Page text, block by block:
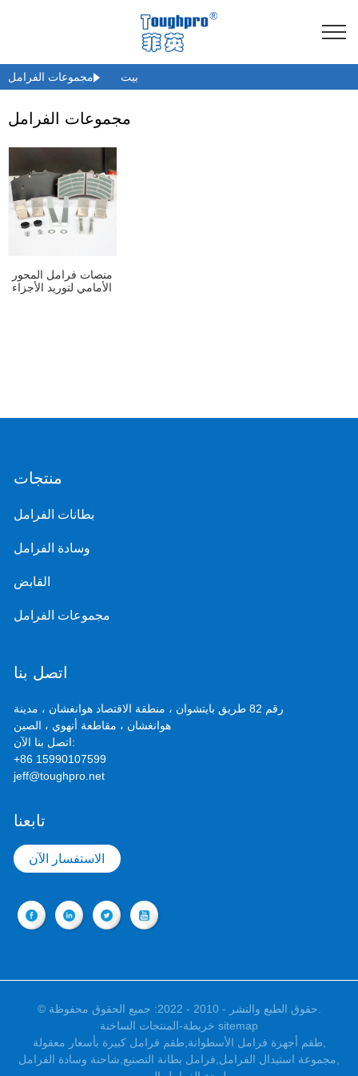
بيت مجموعات الفرامل
مجموعات الفرامل
منصات فرامل المحور
الأمامي لتوريد الأجزاء
منتجات
بطانات الفرامل
وسادة الفرامل
القابض
مجموعات الفرامل
اتصل بنا
رقم 82 طريق بايتشوان ، منطقة الاقتصاد هوانغشان ، مدينة
هوانغشان ، مقاطعة أنهوي ، الصين
اتصل بنا الآن:
+86 15990107599
jeff@toughpro.net
تابعنا
الاستفسار الآن
المنتجات الساخنة-
خريطة sitemap
طقم فرامل كبيرة بأسعار معقولة طقم أجهزة فرامل الأسطوانة
شاحنة وسادة الفرامل فرامل بطانة التصنيع مجموعة استبدال الفرامل